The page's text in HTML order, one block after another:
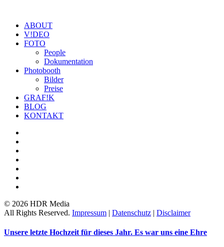
ABOUT
V!DEO
FOTO
People
Dokumentation
Photobooth
Bilder
Preise
GRAF!K
BLOG
KONTAKT
© 2026 HDR Media
All Rights Reserved. Impressum | Datenschutz | Disclaimer
Unsere letzte Hochzeit für dieses Jahr. Es war uns eine Ehre